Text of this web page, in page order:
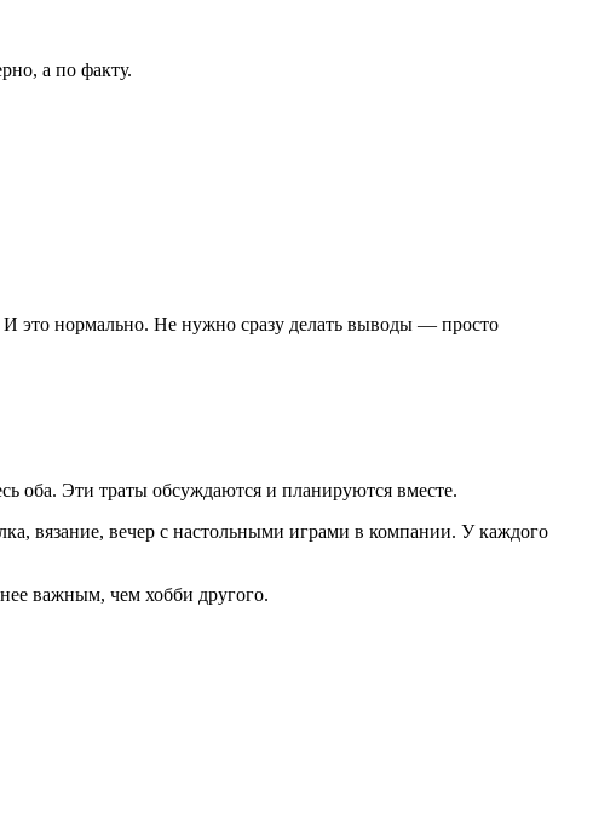
а по факту.
И это нормально. Не нужно сразу делать выводы — просто
оба. Эти траты обсуждаются и планируются вместе.
вязание, вечер с настольными играми в компании. У каждого
важным, чем хобби другого.